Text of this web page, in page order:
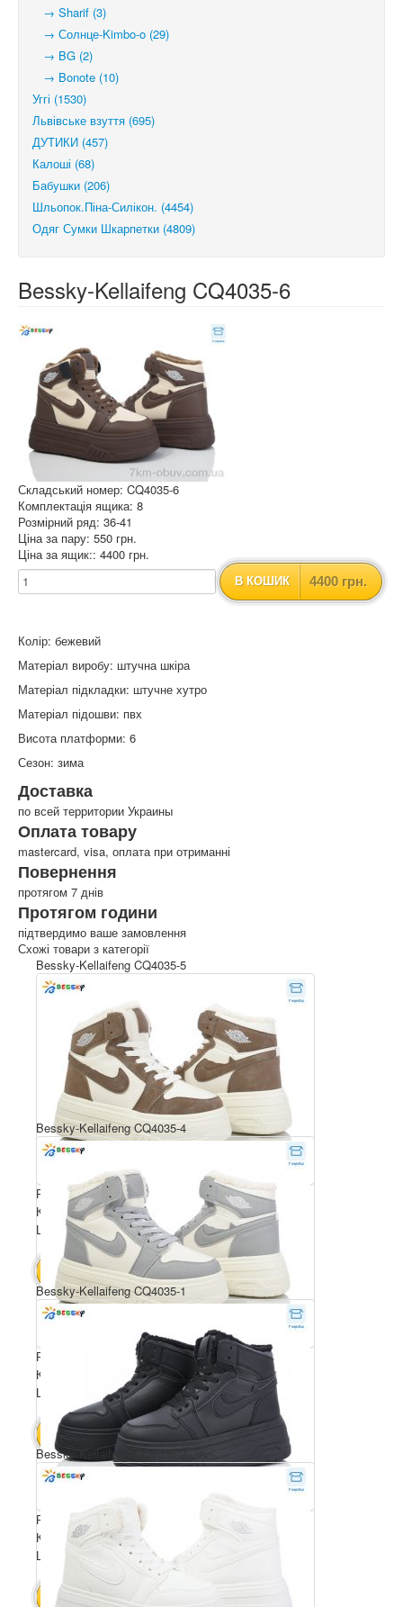
→ Sharif (3)
→ Солнце-Kimbo-o (29)
→ BG (2)
→ Bonote (10)
Уггі (1530)
Львівське взуття (695)
ДУТИКИ (457)
Калоші (68)
Бабушки (206)
Шльопок.Піна-Силікон. (4454)
Одяг Сумки Шкарпетки (4809)
Bessky-Kellaifeng CQ4035-6
Складський номер: CQ4035-6
Комплектація ящика: 8
Розмірний ряд: 36-41
Ціна за пару: 550 грн.
Ціна за ящик:: 4400 грн.
В КОШИК 4400 грн.
Колір: бежевий
Матеріал виробу: штучна шкіра
Матеріал підкладки: штучне хутро
Матеріал підошви: пвх
Висота платформи: 6
Сезон: зима
Доставка
по всей территории Украины
Оплата товару
mastercard, visa, оплата при отриманні
Повернення
протягом 7 днів
Протягом години
підтвердимо ваше замовлення
Схожі товари з категорії
Bessky-Kellaifeng CQ4035-5
Розмірний ряд: 36-41
Комплектація ящика: 8
Ціна за пару: 550 грн.
В КОШИК 4400 грн.
Bessky-Kellaifeng CQ4035-4
Розмірний ряд: 36-41
Комплектація ящика: 8
Ціна за пару: 550 грн.
В КОШИК 4400 грн.
Bessky-Kellaifeng CQ4035-1
Розмірний ряд: 36-41
Комплектація ящика: 8
Ціна за пару: 550 грн.
В КОШИК
Bessky-Kellaifeng CQ4035-2